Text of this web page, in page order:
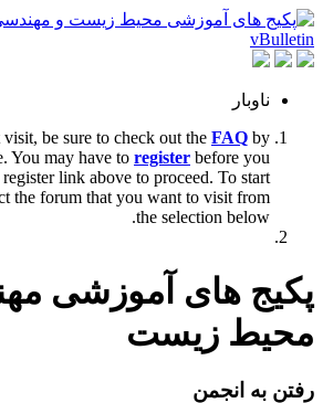
ناوبار
be sure to check out the FAQ by
You may have to register before you
link above to proceed. To start
the forum that you want to visit from
the selection below.
پکیج های آموزشی
محیط زیست
رفتن به انجمن